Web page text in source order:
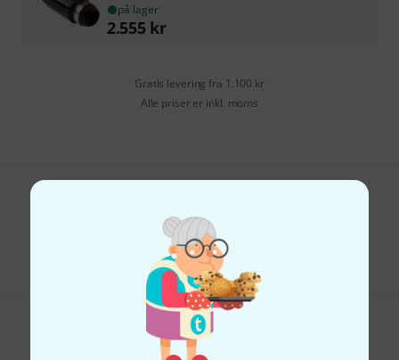
på lager
2.555 kr
Gratis levering fra 1.100 kr
Alle priser er inkl. moms
Hjælp og feedback